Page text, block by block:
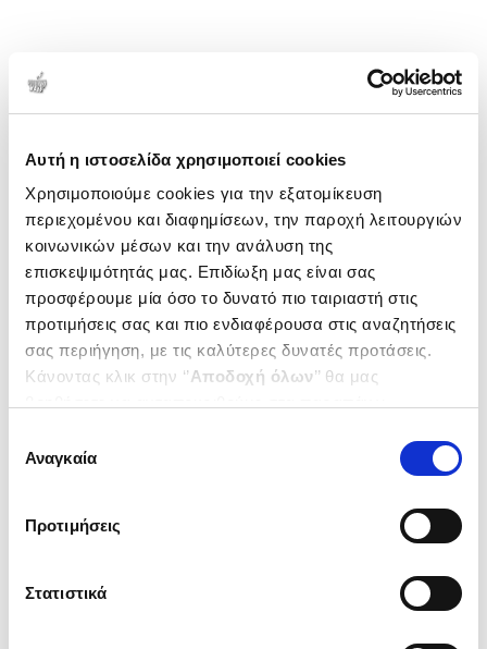
Αυτή η ιστοσελίδα χρησιμοποιεί cookies
Χρησιμοποιούμε cookies για την εξατομίκευση
περιεχομένου και διαφημίσεων, την παροχή λειτουργιών
κοινωνικών μέσων και την ανάλυση της
επισκεψιμότητάς μας. Επιδίωξη μας είναι σας
προσφέρουμε μία όσο το δυνατό πιο ταιριαστή στις
προτιμήσεις σας και πιο ενδιαφέρουσα στις αναζητήσεις
σας περιήγηση, με τις καλύτερες δυνατές προτάσεις.
Κάνοντας κλικ στην ‘’Αποδοχή όλων’’ θα μας
ενδιαφέρουν και να επιλέξετε από τα παρακάτω με την
΄΄και να ενημερωθείτε σχετικά με
συγκατάθεσης
Αναγκαία
Προτιμήσεις
Στατιστικά